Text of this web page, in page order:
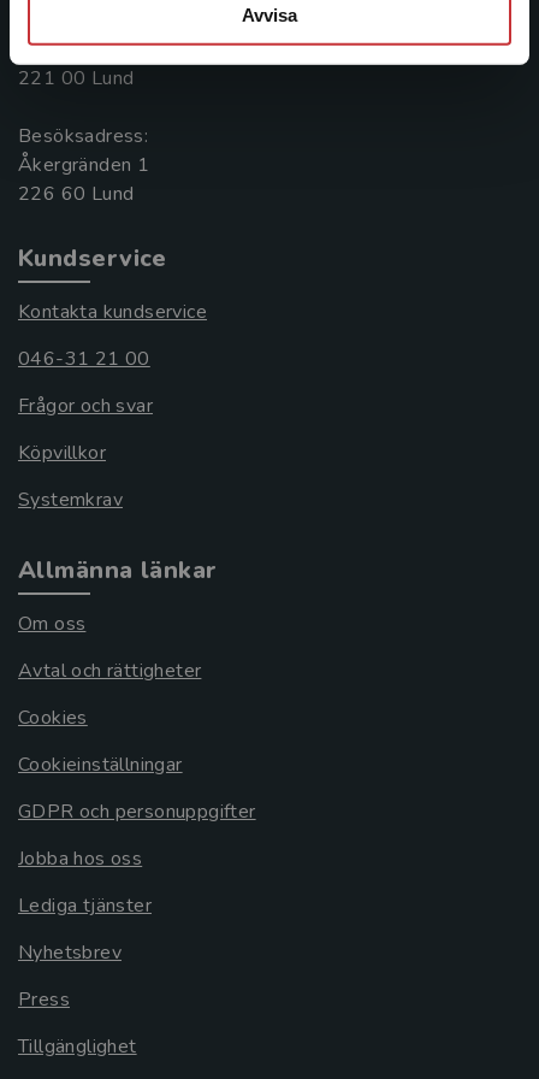
Avvisa
Box 141
221 00 Lund
Besöksadress:
Åkergränden 1
Kundservice
Kontakta kundservice
046-31 21 00
Frågor och svar
Köpvillkor
Systemkrav
Allmänna länkar
Om oss
Avtal och rättigheter
Cookies
Cookieinställningar
GDPR och personuppgifter
Jobba hos oss
Lediga tjänster
Nyhetsbrev
Press
Tillgänglighet